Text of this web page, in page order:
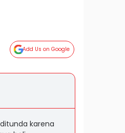
Add Us on Google
karena